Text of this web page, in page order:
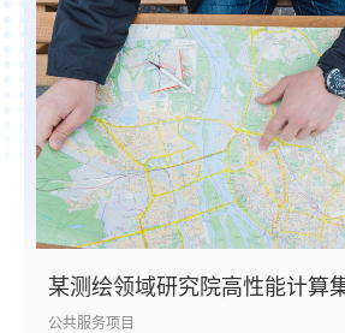
某测绘领域研究院高性能计算
公共服务项目